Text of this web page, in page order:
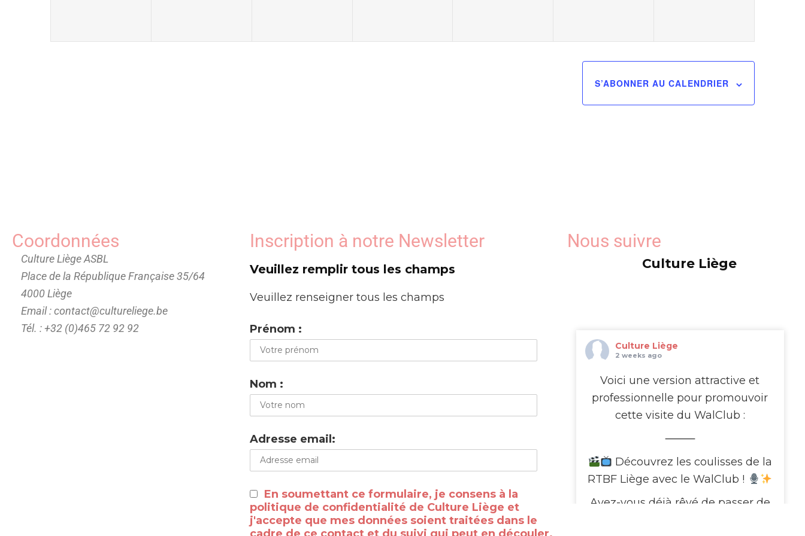
S’ABONNER AU CALENDRIER
Coordonnées
Culture Liège ASBL
Place de la République Française 35/64
4000 Liège
Email : contact@cultureliege.be
Tél. : +32 (0)465 72 92 92
Inscription à notre Newsletter
Veuillez remplir tous les champs
Veuillez renseigner tous les champs
Prénom :
Nom :
Adresse email:
En soumettant ce formulaire, je consens à la
politique de confidentialité de Culture Liège et
j'accepte que mes données soient traitées dans le
Nous suivre
Culture Liège
Culture Liège
2 weeks ago
Voici une version attractive et
professionnelle pour promouvoir
cette visite du WalClub :
⸻
Découvrez les coulisses de la
RTBF Liège avec le WalClub !
Avez-vous déjà rêvé de passer de